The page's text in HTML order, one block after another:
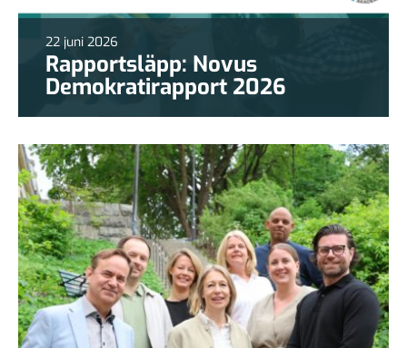
22 juni 2026
Rapportsläpp: Novus
Demokratirapport 2026